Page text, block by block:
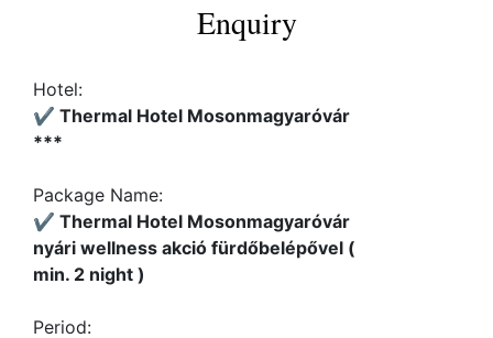
Enquiry
Hotel:
✔️ Thermal Hotel Mosonmagyaróvár
***
Package Name:
✔️ Thermal Hotel Mosonmagyaróvár
nyári wellness akció fürdőbelépővel (
min. 2 night )
Period: